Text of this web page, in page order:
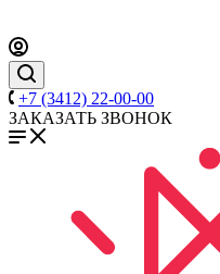
+7 (3412) 22-00-00
ЗАКАЗАТЬ ЗВОНОК